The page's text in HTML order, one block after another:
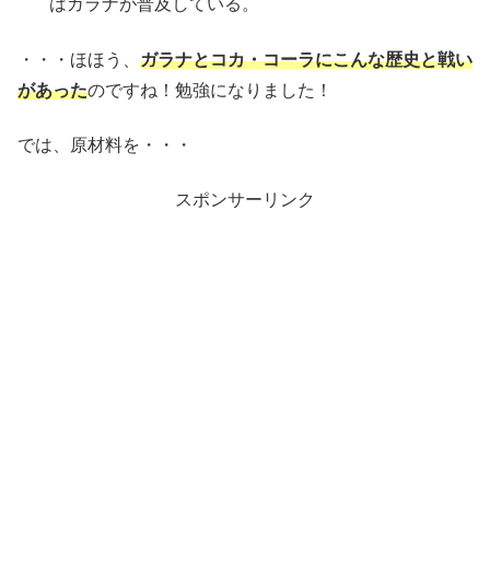
はガラナが普及している。
・・・ほほう、 ガラナとコカ・コーラにこんな歴史と戦い
があったのですね！勉強になりました！
では、原材料を・・・
スポンサーリンク